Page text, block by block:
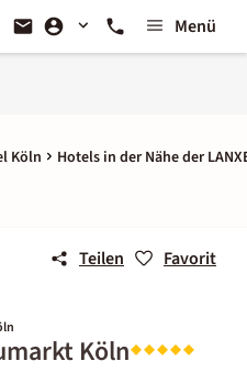
Menü
Köln Hotels in der Nähe der
Teilen Favorit
Köln